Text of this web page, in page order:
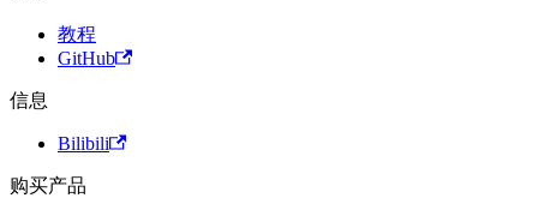
教程
GitHub
信息
Bilibili
购买产品